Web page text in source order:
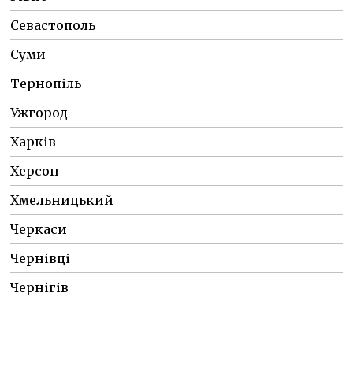
Севастополь
Суми
Тернопіль
Ужгород
Харків
Херсон
Хмельницький
Черкаси
Чернівці
Чернігів